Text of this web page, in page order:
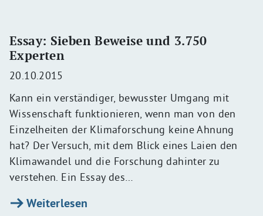
Essay: Sieben Beweise und 3.750
Experten
20.10.2015
Kann ein verständiger, bewusster Umgang mit
Wissenschaft funktionieren, wenn man von den
Einzelheiten der Klimaforschung keine Ahnung
hat? Der Versuch, mit dem Blick eines Laien den
Klimawandel und die Forschung dahinter zu
verstehen. Ein Essay des…
Weiterlesen